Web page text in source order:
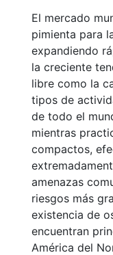
El mercado
pimienta para
expandiendo
la creciente
libre como la
tipos de
de todo el
mientras
compactos,
amenazas
riesgos más
existencia de
encuentran
América del